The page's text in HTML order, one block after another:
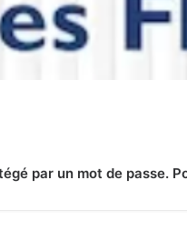
par un mot de passe.